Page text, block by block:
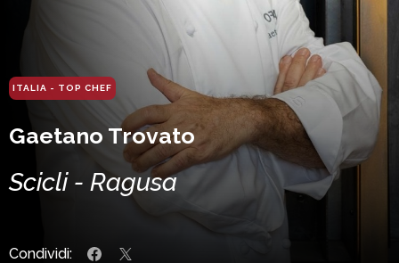
ITALIA - TOP CHEF
Gaetano Trovato
Scicli - Ragusa
Condividi: